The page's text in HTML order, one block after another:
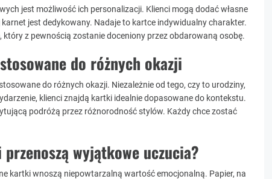
jest możliwość ich personalizacji. Klienci mogą dodać własne
jest dedykowany. Nadaje to kartce indywidualny charakter.
z pewnością zostanie doceniony przez obdarowaną osobę.
do różnych okazji
do różnych okazji. Niezależnie od tego, czy to urodziny,
klienci znajdą kartki idealnie dopasowane do kontekstu.
podróżą przez różnorodność stylów. Każdy chce zostać
wyjątkowe uczucia?
kartki wnoszą niepowtarzalną wartość emocjonalną. Papier, na